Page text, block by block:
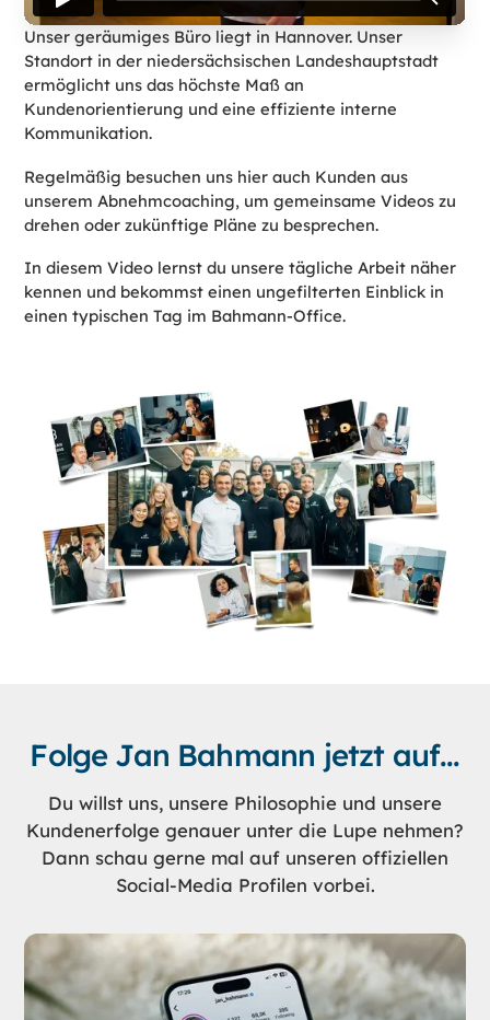
Unser geräumiges Büro liegt in Hannover. Unser
Standort in der niedersächsischen Landeshauptstadt
ermöglicht uns das höchste Maß an
Kundenorientierung und eine effiziente interne
Kommunikation.
Regelmäßig besuchen uns hier auch Kunden aus
unserem Abnehmcoaching, um gemeinsame Videos zu
drehen oder zukünftige Pläne zu besprechen.
In diesem Video lernst du unsere tägliche Arbeit näher
kennen und bekommst einen ungefilterten Einblick in
einen typischen Tag im Bahmann-Office.
Folge Jan Bahmann jetzt auf...
Du willst uns, unsere Philosophie und unsere
Kundenerfolge genauer unter die Lupe nehmen?
Dann schau gerne mal auf unseren offiziellen
Social-Media Profilen vorbei.